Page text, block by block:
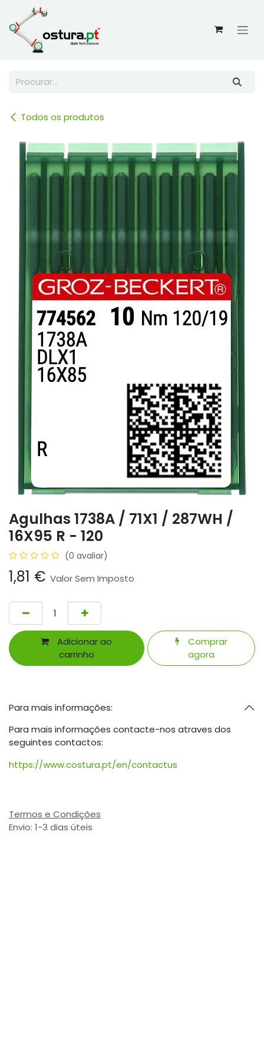
Skip to Content
Todos os produtos
Agulhas 1738A / 71X1 / 287WH /
16X95 R - 120
(0 avaliar)
1,81 € Valor Sem Imposto
Adicionar ao
carrinho
Comprar
agora
Para mais informações:
Para mais informações contacte-nos atraves dos
seguintes contactos:
https://www.costura.pt/en/contactus
Termos e Condições
Envio: 1-3 dias úteis